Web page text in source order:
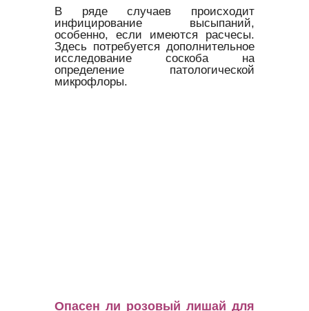
В ряде случаев происходит
инфицирование высыпаний,
особенно, если имеются расчесы.
Здесь потребуется дополнительное
исследование соскоба на
определение патологической
микрофлоры.
Опасен ли розовый лишай для